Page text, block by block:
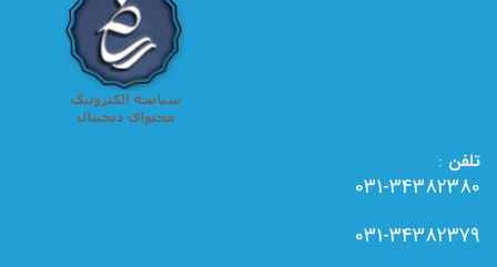
تلفن :
031-34382380
031-34382379